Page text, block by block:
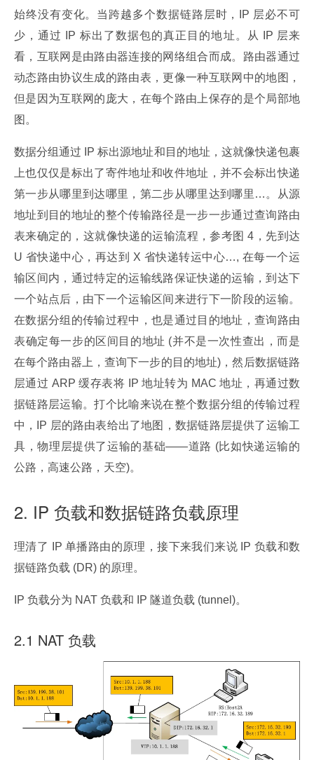
始终没有变化。当跨越多个数据链路层时，IP 层必不可
少，通过 IP 标出了数据包的真正目的地址。从 IP 层来
看，互联网是由路由器连接的网络组合而成。路由器通过
动态路由协议生成的路由表，更像一种互联网中的地图，
但是因为互联网的庞大，在每个路由上保存的是个局部地
图。
数据分组通过 IP 标出源地址和目的地址，这就像快递包裹
上也仅仅是标出了寄件地址和收件地址，并不会标出快递
第一步从哪里到达哪里，第二步从哪里达到哪里…。从源
地址到目的地址的整个传输路径是一步一步通过查询路由
表来确定的，这就像快递的运输流程，参考图 4，先到达
U 省快递中心，再达到 X 省快递转运中心…, 在每一个运
输区间内，通过特定的运输线路保证快递的运输，到达下
一个站点后，由下一个运输区间来进行下一阶段的运输。
在数据分组的传输过程中，也是通过目的地址，查询路由
表确定每一步的区间目的地址 (并不是一次性查出，而是
在每个路由器上，查询下一步的目的地址)，然后数据链路
层通过 ARP 缓存表将 IP 地址转为 MAC 地址，再通过数
据链路层运输。打个比喻来说在整个数据分组的传输过程
中，IP 层的路由表给出了地图，数据链路层提供了运输工
具，物理层提供了运输的基础——道路 (比如快递运输的
公路，高速公路，天空)。
2. IP 负载和数据链路负载原理
理清了 IP 单播路由的原理，接下来我们来说 IP 负载和数
据链路负载 (DR) 的原理。
IP 负载分为 NAT 负载和 IP 隧道负载 (tunnel)。
2.1 NAT 负载